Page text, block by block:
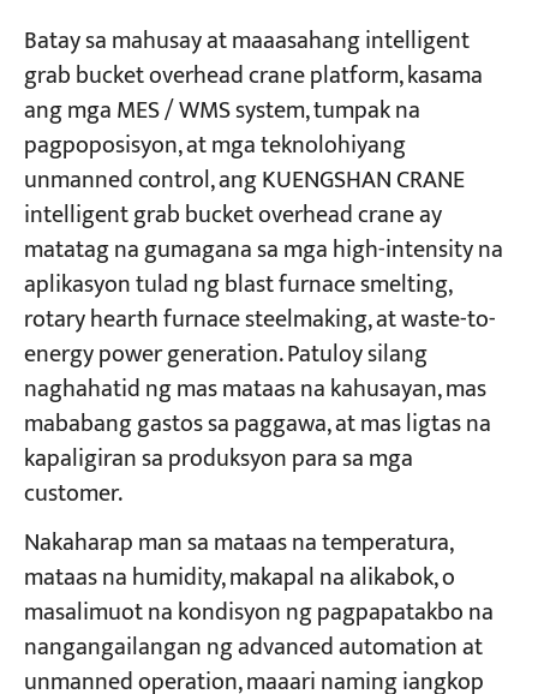
Batay sa mahusay at maaasahang intelligent
grab bucket overhead crane platform, kasama
ang mga MES / WMS system, tumpak na
pagpoposisyon, at mga teknolohiyang
unmanned control, ang KUENGSHAN CRANE
intelligent grab bucket overhead crane ay
matatag na gumagana sa mga high-intensity na
aplikasyon tulad ng blast furnace smelting,
rotary hearth furnace steelmaking, at waste-to-
energy power generation. Patuloy silang
naghahatid ng mas mataas na kahusayan, mas
mababang gastos sa paggawa, at mas ligtas na
kapaligiran sa produksyon para sa mga
customer.
Nakaharap man sa mataas na temperatura,
mataas na humidity, makapal na alikabok, o
masalimuot na kondisyon ng pagpapatakbo na
nangangailangan ng advanced automation at
unmanned operation, maaari naming iangkop